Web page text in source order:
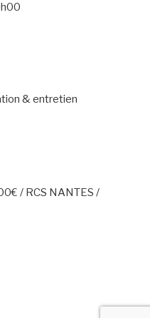
& entretien
/ RCS NANTES /